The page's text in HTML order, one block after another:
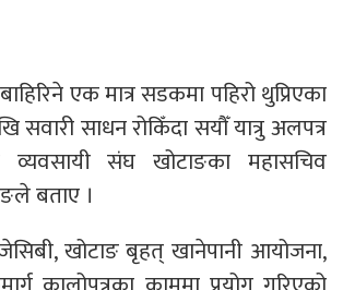
एक मात्र सडकमा पहिरो थुप्रिएका
सवारी साधन रोकिँदा सयौँ यात्रु अलपत्र
व्यवसायी संघ खोटाङका महासचिव
बताए ।
खोटाङ बृहत् खानेपानी आयोजना,